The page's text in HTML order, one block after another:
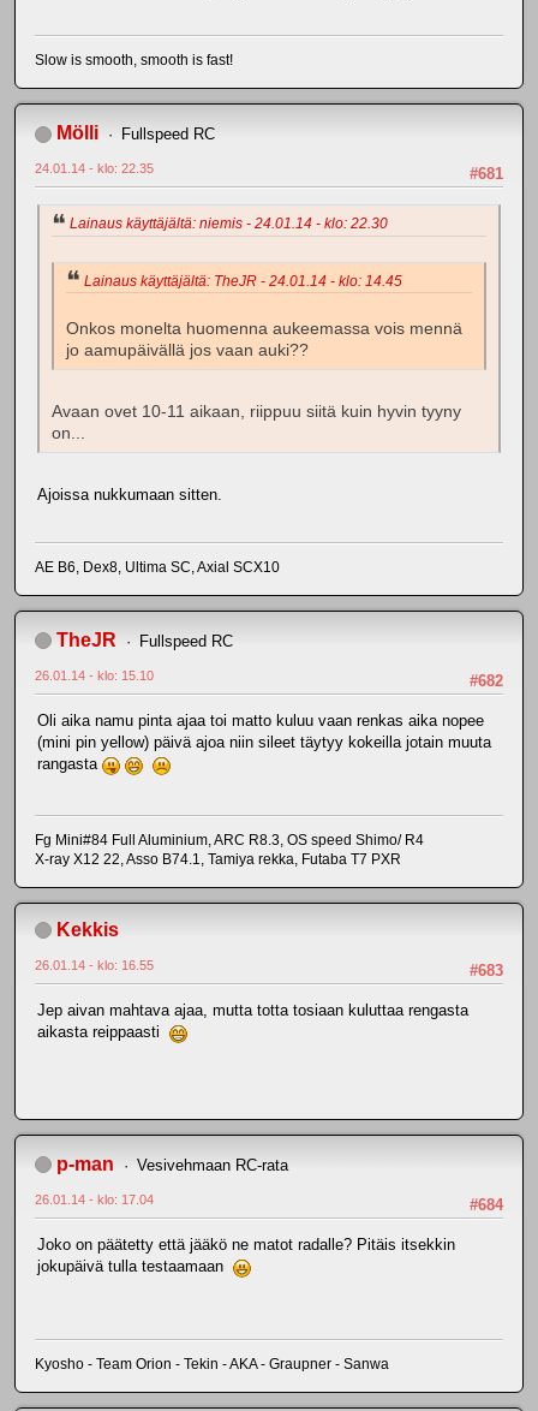
Slow is smooth, smooth is fast!
Mölli Fullspeed RC
#681
24.01.14 - klo: 22.35
Lainaus käyttäjältä: niemis - 24.01.14 - klo: 22.30
Lainaus käyttäjältä: TheJR - 24.01.14 - klo: 14.45
Onkos monelta huomenna aukeemassa vois mennä
jo aamupäivällä jos vaan auki??
Avaan ovet 10-11 aikaan, riippuu siitä kuin hyvin tyyny
on...
Ajoissa nukkumaan sitten.
AE B6, Dex8, Ultima SC, Axial SCX10
TheJR Fullspeed RC
#682
26.01.14 - klo: 15.10
Oli aika namu pinta ajaa toi matto kuluu vaan renkas aika nopee
(mini pin yellow) päivä ajoa niin sileet täytyy kokeilla jotain muuta
rangasta
Fg Mini#84 Full Aluminium, ARC R8.3, OS speed Shimo/ R4
X-ray X12 22, Asso B74.1, Tamiya rekka, Futaba T7 PXR
Kekkis
#683
26.01.14 - klo: 16.55
Jep aivan mahtava ajaa, mutta totta tosiaan kuluttaa rengasta
aikasta reippaasti
p-man Vesivehmaan RC-rata
#684
26.01.14 - klo: 17.04
Joko on päätetty että jääkö ne matot radalle? Pitäis itsekkin
jokupäivä tulla testaamaan
Kyosho - Team Orion - Tekin - AKA - Graupner - Sanwa